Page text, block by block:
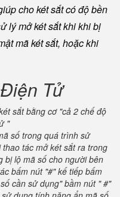
cho két sắt có độ bền
lý mở két sắt khi khi bị
mã két sắt, hoặc khi
Tử
sắt bằng cơ "cả 2 chế độ
"
số trong quá trình sử
tác mở két sắt ra trong
bị lộ mã số cho người bên
bấm nút "#" kế tiếp bấm
cần sử dụng" bầm nút " #"